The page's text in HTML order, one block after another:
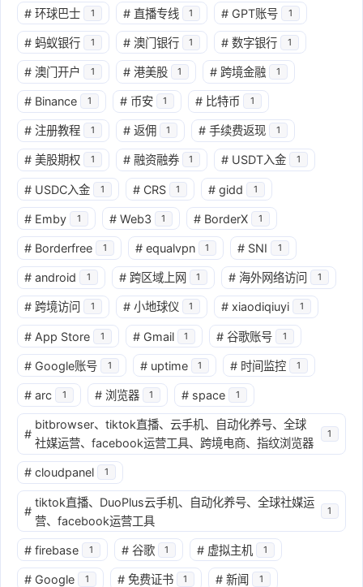
# 环球巴士 1 # 直播专线 1 # GPT账号 1
# 蚂蚁银行 1 # 澳门银行 1 # 数字银行 1
# 澳门开户 1 # 港美股 1 # 跨境金融 1
# Binance 1 # 币安 1 # 比特币 1
# 注册教程 1 # 返佣 1 # 手续费返现 1
# 美股期权 1 # 融资融券 1 # USDT入金 1
# USDC入金 1 # CRS 1 # gidd 1
# Emby 1 # Web3 1 # BorderX 1
# Borderfree 1 # equalvpn 1 # SNI 1
# android 1 # 跨区域上网 1 # 海外网络访问 1
# 跨境访问 1 # 小地球仪 1 # xiaodiqiuyi 1
# App Store 1 # Gmail 1 # 谷歌账号 1
# Google账号 1 # uptime 1 # 时间监控 1
# arc 1 # 浏览器 1 # space 1
#
bitbrowser、tiktok直播、云手机、自动化养号、全球
社媒运营、facebook运营工具、跨境电商、指纹浏览器
1
# cloudpanel 1
#
tiktok直播、DuoPlus云手机、自动化养号、全球社媒运
营、facebook运营工具
1
# firebase 1 # 谷歌 1 # 虚拟主机 1
# Google 1 # 免费证书 1 # 新闻 1